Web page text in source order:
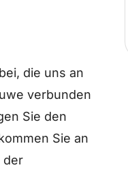
die uns an
verbunden
Sie den
Sie an
der